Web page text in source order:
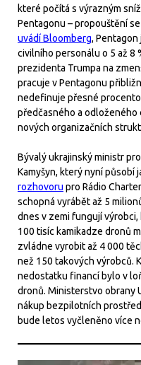
které počítá s výrazným
Pentagonu – propouštění
uvádí Bloomberg,
civilního personálu o 5 až 8
prezidenta Trumpa na
pracuje v Pentagonu
nedefinuje přesné
předčasného a
nových organizačních
Bývalý ukrajinský ministr
Kamyšyn, který nyní působí
rozhovoru pro Rádio
schopná vyrábět až 5
dnes v zemi fungují
100 tisíc kamikadze dronů
zvládne vyrobit až 4 000
než 150 takových výrobců.
nedostatku financí bylo v
dronů. Ministerstvo obrany
nákup bezpilotních
bude letos vyčleněno více